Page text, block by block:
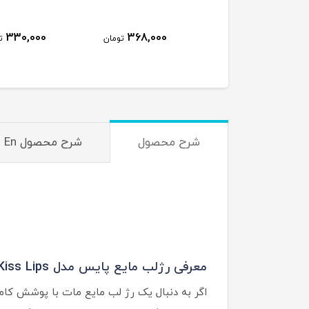
368,000 تومان 330,000
شرح محصول شرح محصول En
معرفی رژلب مایع پایس مدل The Kiss Lips در 6 رنگ
اگر به دنبال یک رژ لب مایع مات با پوشش